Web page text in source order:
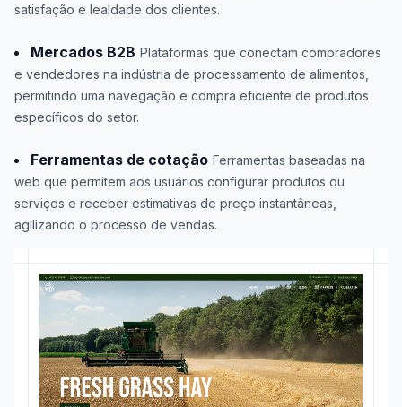
satisfação e lealdade dos clientes.
Mercados B2B Plataformas que conectam compradores
e vendedores na indústria de processamento de alimentos,
permitindo uma navegação e compra eficiente de produtos
específicos do setor.
Ferramentas de cotação Ferramentas baseadas na
web que permitem aos usuários configurar produtos ou
serviços e receber estimativas de preço instantâneas,
agilizando o processo de vendas.